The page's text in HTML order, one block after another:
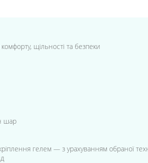
щільності та безпеки
шар
гелем — з урахуванням обраної